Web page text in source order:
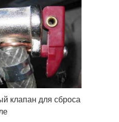
клапан для сброса